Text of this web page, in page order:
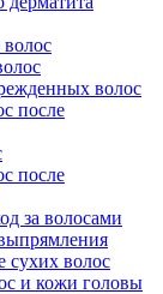
волос
после
после
за волосами
сухих волос
и кожи головы